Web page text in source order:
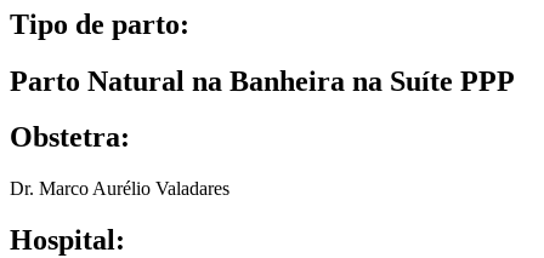
Tipo de parto:
Parto Natural na Banheira na Suíte PPP
Obstetra:
Dr. Marco Aurélio Valadares
Hospital: